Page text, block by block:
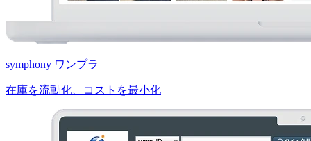
symphony ワンプラ
在庫を流動化、コストを最小化